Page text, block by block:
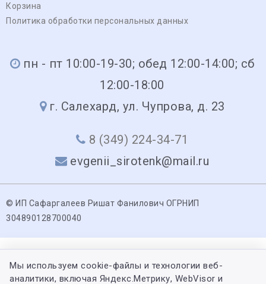
Корзина
Политика обработки персональных данных
пн - пт 10:00-19-30; обед 12:00-14:00; сб
12:00-18:00
г. Салехард, ул. Чупрова, д. 23
8 (349) 224-34-71
evgenii_sirotenk@mail.ru
© ИП Сафаргалеев Ришат Фанилович ОГРНИП
304890128700040
Мы используем cookie-файлы и технологии веб-
аналитики, включая Яндекс.Метрику, WebVisor и